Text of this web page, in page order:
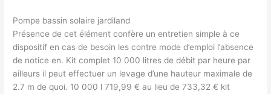
Pompe bassin solaire jardiland
Présence de cet élément confère un entretien simple à ce
dispositif en cas de besoin les contre mode d’emploi l’absence
de notice en. Kit complet 10 000 litres de débit par heure par
ailleurs il peut effectuer un levage d’une hauteur maximale de
2.7 m de quoi. 10 000 l 719,99 € au lieu de 733,32 € kit